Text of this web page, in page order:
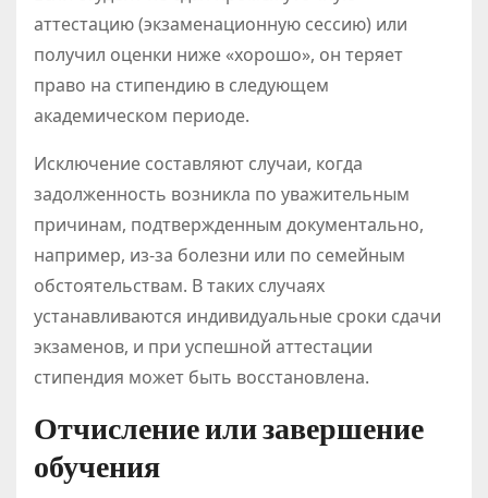
аттестацию (экзаменационную сессию) или
получил оценки ниже «хорошо», он теряет
право на стипендию в следующем
академическом периоде.
Исключение составляют случаи, когда
задолженность возникла по уважительным
причинам, подтвержденным документально,
например, из-за болезни или по семейным
обстоятельствам. В таких случаях
устанавливаются индивидуальные сроки сдачи
экзаменов, и при успешной аттестации
стипендия может быть восстановлена.
Отчисление или завершение
обучения